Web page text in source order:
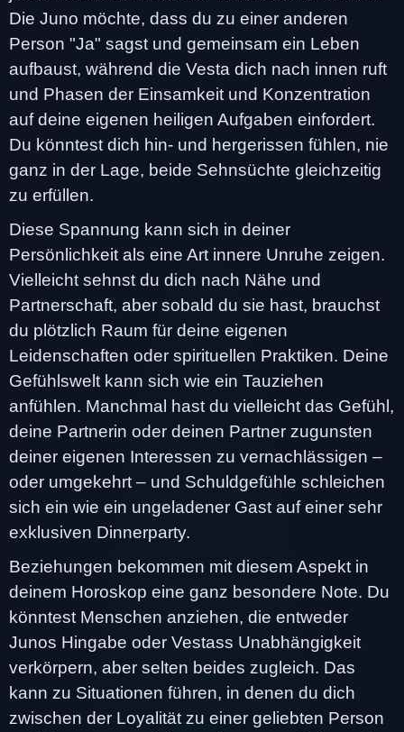
Die Juno möchte, dass du zu einer anderen
Person "Ja" sagst und gemeinsam ein Leben
aufbaust, während die Vesta dich nach innen ruft
und Phasen der Einsamkeit und Konzentration
auf deine eigenen heiligen Aufgaben einfordert.
Du könntest dich hin- und hergerissen fühlen, nie
ganz in der Lage, beide Sehnsüchte gleichzeitig
zu erfüllen.
Diese Spannung kann sich in deiner
Persönlichkeit als eine Art innere Unruhe zeigen.
Vielleicht sehnst du dich nach Nähe und
Partnerschaft, aber sobald du sie hast, brauchst
du plötzlich Raum für deine eigenen
Leidenschaften oder spirituellen Praktiken. Deine
Gefühlswelt kann sich wie ein Tauziehen
anfühlen. Manchmal hast du vielleicht das Gefühl,
deine Partnerin oder deinen Partner zugunsten
deiner eigenen Interessen zu vernachlässigen –
oder umgekehrt – und Schuldgefühle schleichen
sich ein wie ein ungeladener Gast auf einer sehr
exklusiven Dinnerparty.
Beziehungen bekommen mit diesem Aspekt in
deinem Horoskop eine ganz besondere Note. Du
könntest Menschen anziehen, die entweder
Junos Hingabe oder Vestass Unabhängigkeit
verkörpern, aber selten beides zugleich. Das
kann zu Situationen führen, in denen du dich
zwischen der Loyalität zu einer geliebten Person